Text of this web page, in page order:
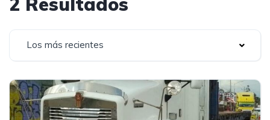
Los más recientes